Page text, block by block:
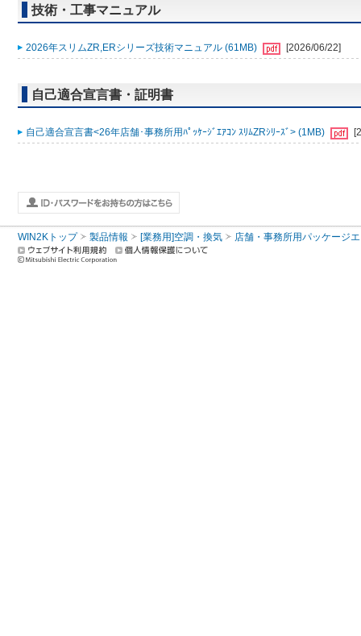
技術・工事マニュアル
2026年スリムZR,ERシリーズ技術マニュアル (61MB) [2026/06/22]
自己適合宣言書・証明書
自己適合宣言書<26年店舗･事務所用ﾊﾟｯｹｰｼﾞｴｱｺﾝ ｽﾘﾑZRｼﾘｰｽﾞ> (1MB)
WIN2Kトップ 製品情報 [業務用]空調・換気 店舗・事務所用パッケージ